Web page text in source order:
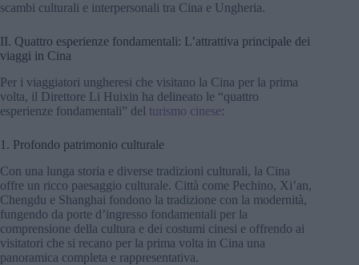
scambi culturali e interpersonali tra Cina e Ungheria.
II. Quattro esperienze fondamentali: L’attrattiva principale dei
viaggi in Cina
Per i viaggiatori ungheresi che visitano la Cina per la prima
volta, il Direttore Li Huixin ha delineato le “quattro
esperienze fondamentali” del turismo cinese:
1. Profondo patrimonio culturale
Con una lunga storia e diverse tradizioni culturali, la Cina
offre un ricco paesaggio culturale. Città come Pechino, Xi’an,
Chengdu e Shanghai fondono la tradizione con la modernità,
fungendo da porte d’ingresso fondamentali per la
comprensione della cultura e dei costumi cinesi e offrendo ai
visitatori che si recano per la prima volta in Cina una
panoramica completa e rappresentativa.